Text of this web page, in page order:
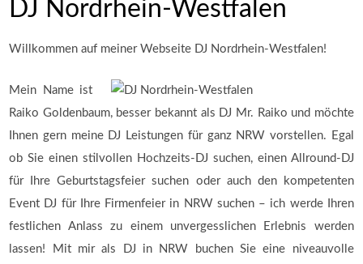
DJ Nordrhein-Westfalen
Willkommen auf meiner Webseite DJ Nordrhein-Westfalen!
Mein Name ist
Raiko Goldenbaum, besser bekannt als DJ Mr. Raiko und möchte
Ihnen gern meine DJ Leistungen für ganz NRW vorstellen. Egal
ob Sie einen stilvollen Hochzeits-DJ suchen, einen Allround-DJ
für Ihre Geburtstagsfeier suchen oder auch den kompetenten
Event DJ für Ihre Firmenfeier in NRW suchen – ich werde Ihren
festlichen Anlass zu einem unvergesslichen Erlebnis werden
lassen! Mit mir als DJ in NRW buchen Sie eine niveauvolle